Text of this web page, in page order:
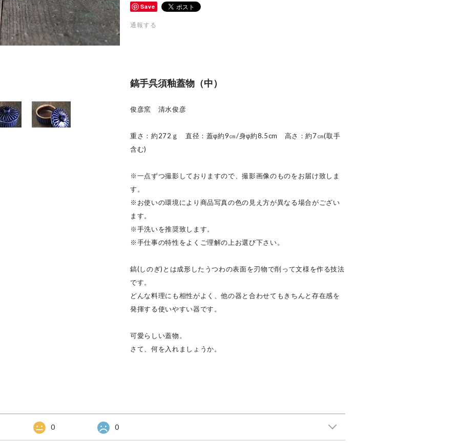
Save
通報する
鎬手呉須釉蓋物（中）
俊彦窯 清水俊彦
重さ：約272ｇ 直径：蓋φ約9㎝/身φ約8.5cm 高さ：約7㎝(取手
含む)
※一点ずつ撮影しておりますので、撮影画像のものをお届け致しま
す。
※お使いの環境により商品写真の色の見え方が異なる場合がござい
ます。
※手洗いを推奨致します。
※手仕事の特性をよくご理解の上お選び下さい。
鎬(しのぎ)とは成形したうつわの表面を刃物で削って文様を作る技法
です。
どんな料理にも相性がよく、他の器と合わせてもきちんと存在感を
発揮する使いやすい器です。
可愛らしい蓋物。
さて、何を入れましょうか。
0 0